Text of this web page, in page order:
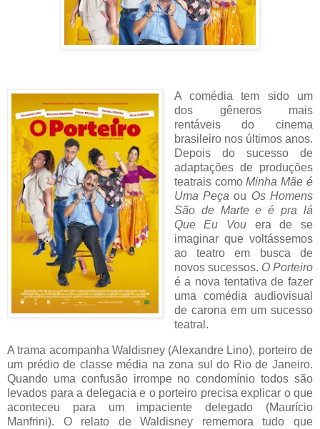
A comédia tem sido um
dos gêneros mais
rentáveis do cinema
brasileiro nos últimos anos.
Depois do sucesso de
adaptações de produções
teatrais comoMinha Mãe é
Uma Peçaou Os Homens
São de Marte e é pra lá
Que Eu Vou era de se
imaginar que voltássemos
ao teatro em busca de
novos sucessos. O Porteiro
é a nova tentativa de fazer
uma comédia audiovisual
de carona em um sucesso
teatral.
A trama acompanha Waldisney (Alexandre Lino), porteiro de
um prédio de classe média na zona sul do Rio de Janeiro.
Quando uma confusão irrompe no condomínio todos são
levados para a delegacia e o porteiro precisa explicar o que
aconteceu para um impaciente delegado (Maurício
Manfrini). O relato de Waldisney rememora tudo que